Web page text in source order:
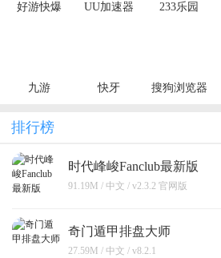
好游快爆 UU加速器 233乐园
九游 快牙
搜狗浏览器
排行榜
时代峰峻Fanclub最新版
91.19M / 中文 / v2.3.2 官网版
奇门遁甲排盘大师
27.59M / 中文 / v8.2.1